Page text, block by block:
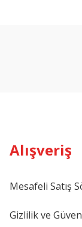
Alışveriş
Mesafeli Satış
Gizlilik ve